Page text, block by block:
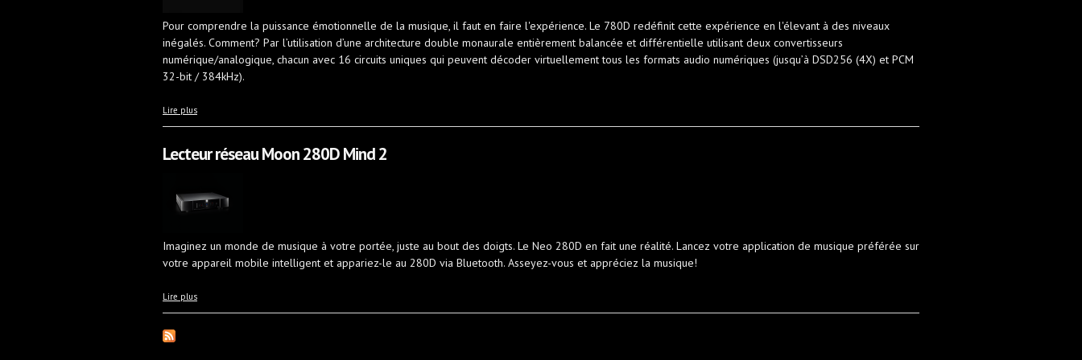
Pour comprendre la puissance émotionnelle de la musique, il faut en faire l'expérience. Le 780D redéfinit cette expérience en l'élevant à des niveaux
inégalés. Comment? Par l’utilisation d’une architecture double monaurale entièrement balancée et différentielle utilisant deux convertisseurs
numérique/analogique, chacun avec 16 circuits uniques qui peuvent décoder virtuellement tous les formats audio numériques (jusqu’à DSD256 (4X) et PCM
32-bit / 384kHz).
Lire plus
Lecteur réseau Moon 280D Mind 2
Imaginez un monde de musique à votre portée, juste au bout des doigts. Le Neo 280D en fait une réalité. Lancez votre application de musique préférée sur
votre appareil mobile intelligent et appariez-le au 280D via Bluetooth. Asseyez-vous et appréciez la musique!
Lire plus